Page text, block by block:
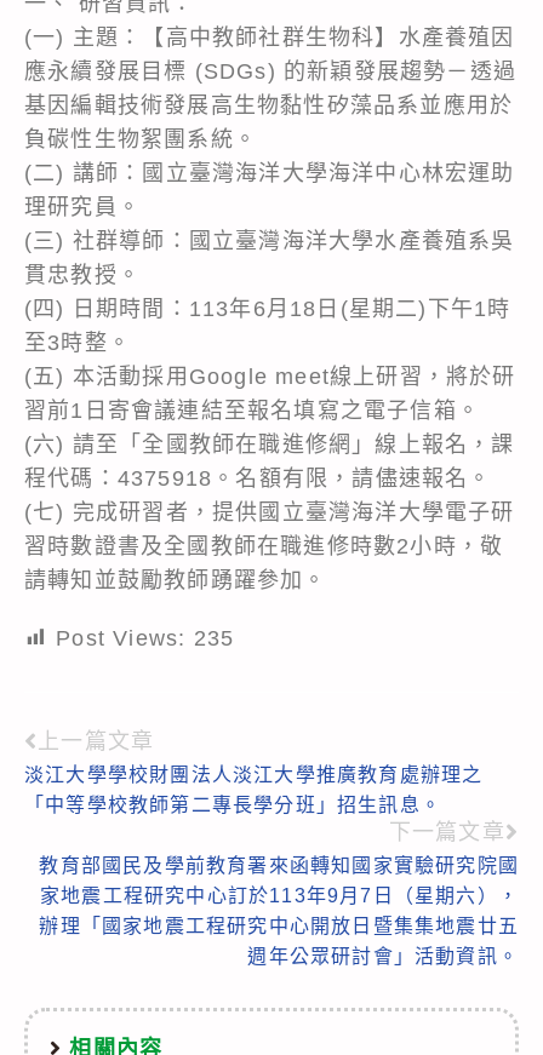
(一) 主題：【高中教師社群生物科】水產養殖因
應永續發展目標 (SDGs) 的新穎發展趨勢－透過
基因編輯技術發展高生物黏性矽藻品系並應用於
負碳性生物絮團系統。
(二) 講師：國立臺灣海洋大學海洋中心林宏運助
理研究員。
(三) 社群導師：國立臺灣海洋大學水產養殖系吳
貫忠教授。
(四) 日期時間：113年6月18日(星期二)下午1時
至3時整。
(五) 本活動採用Google meet線上研習，將於研
習前1日寄會議連結至報名填寫之電子信箱。
(六) 請至「全國教師在職進修網」線上報名，課
程代碼：4375918。名額有限，請儘速報名。
(七) 完成研習者，提供國立臺灣海洋大學電子研
習時數證書及全國教師在職進修時數2小時，敬
請轉知並鼓勵教師踴躍參加。
Post Views: 235
Read
more
上一篇文章
淡江大學學校財團法人淡江大學推廣教育處辦理之
「中等學校教師第二專長學分班」招生訊息。
下一篇文章
教育部國民及學前教育署來函轉知國家實驗研究院國
家地震工程研究中心訂於113年9月7日（星期六），
辦理「國家地震工程研究中心開放日暨集集地震廿五
週年公眾研討會」活動資訊。
相關內容